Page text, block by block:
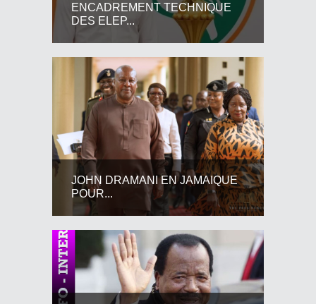
ENCADREMENT TECHNIQUE
DES ELEP...
JOHN DRAMANI EN JAMAIQUE
POUR...